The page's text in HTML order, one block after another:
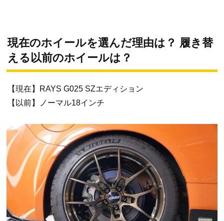
現在のホイールを選んだ理由は？ 履き替
える以前のホイールは？
【現在】RAYS G025 SZエディション
【以前】ノーマル18インチ